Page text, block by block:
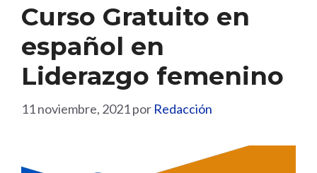
Curso Gratuito en
español en
Liderazgo femenino
11 noviembre, 2021por Redacción